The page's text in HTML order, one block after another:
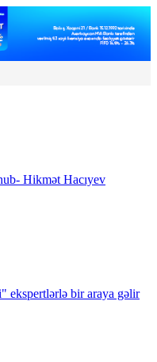
Hikmət Hacıyev
bir araya gəlir